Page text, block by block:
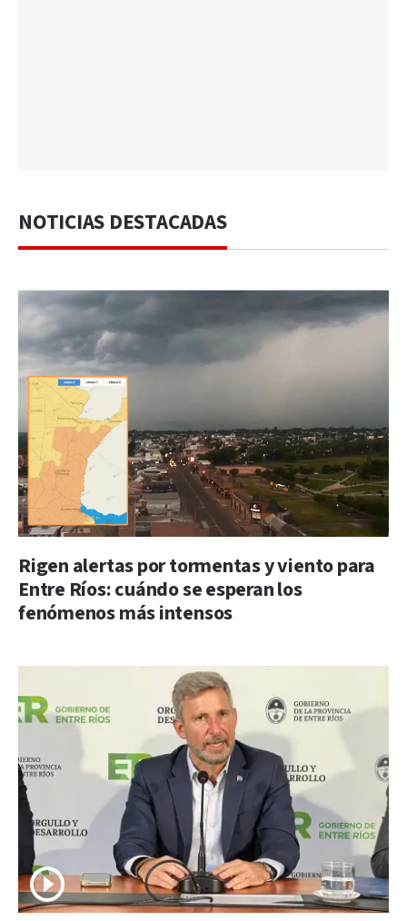
NOTICIAS DESTACADAS
Rigen alertas por tormentas y viento para
Entre Ríos: cuándo se esperan los
fenómenos más intensos